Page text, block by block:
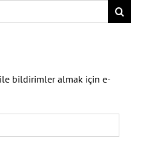
bildirimler almak için e-